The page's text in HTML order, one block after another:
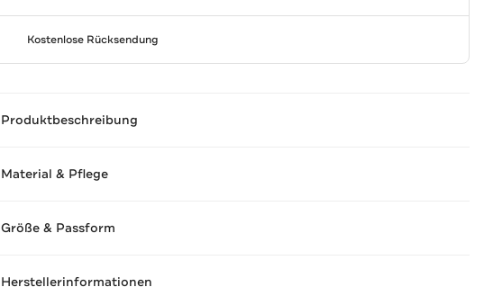
Kostenlose Rücksendung
Produktbeschreibung
Material & Pflege
Größe & Passform
Herstellerinformationen